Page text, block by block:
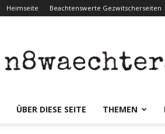
Heimseite Beachtenswerte Gezwitscherseiten
ÜBER DIESE SEITE THEMEN